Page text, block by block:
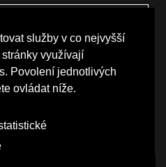
služby v co nejvyšší
využívají
Povolení jednotlivých
ovládat níže.